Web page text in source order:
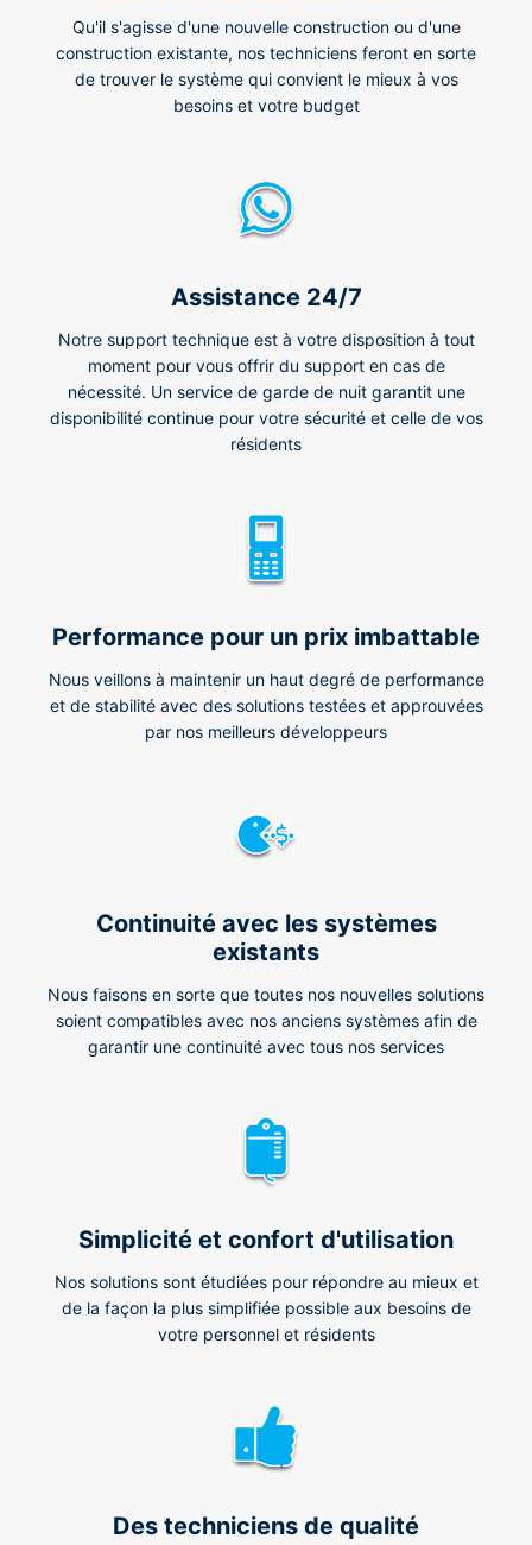
Qu'il s'agisse d'une nouvelle construction ou d'une
construction existante, nos techniciens feront en sorte
de trouver le système qui convient le mieux à vos
besoins et votre budget
Assistance 24/7
Notre support technique est à votre disposition à tout
moment pour vous offrir du support en cas de
nécessité. Un service de garde de nuit garantit une
disponibilité continue pour votre sécurité et celle de vos
résidents
Performance pour un prix imbattable
Nous veillons à maintenir un haut degré de performance
et de stabilité avec des solutions testées et approuvées
par nos meilleurs développeurs
Continuité avec les systèmes
existants
Nous faisons en sorte que toutes nos nouvelles solutions
soient compatibles avec nos anciens systèmes afin de
garantir une continuité avec tous nos services
Simplicité et confort d'utilisation
Nos solutions sont étudiées pour répondre au mieux et
de la façon la plus simplifiée possible aux besoins de
votre personnel et résidents
Des techniciens de qualité